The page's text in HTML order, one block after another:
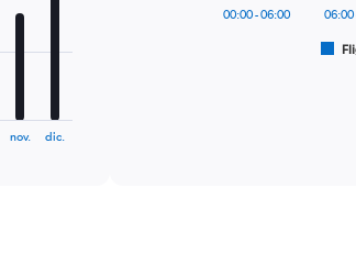
nov. dic.
00:00 - 06:00 06:00